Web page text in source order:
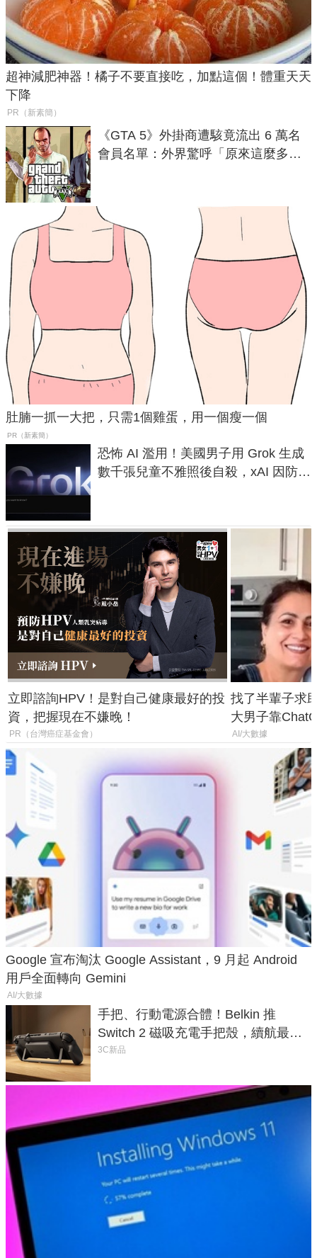
超神減肥神器！橘子不要直接吃，加點這個！體重天天
下降
PR（新素簡）
《GTA 5》外掛商遭駭竟流出 6 萬名
會員名單：外界驚呼「原來這麼多人
肚腩一抓一大把，只需1個雞蛋，用一個瘦一個
PR（新素簡）
恐怖 AI 濫用！美國男子用 Grok 生成
數千張兒童不雅照後自殺，xAI 因防護
立即諮詢HPV！是對自己健康最好的投
資，把握現在不嫌晚！
PR（台灣癌症基金會）
找了半輩子求
大男子靠
年家人
AI/大數據
Google 宣布淘汰 Google Assistant，9 月起 Android
用戶全面轉向 Gemini
AI/大數據
手把、行動電源合體！Belkin 推
Switch 2 磁吸充電手把殼，續航最高
延長 1.5 倍
3C新品